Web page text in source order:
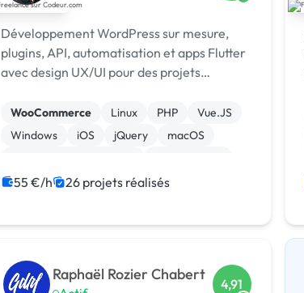
Développement WordPress sur mesure,
plugins, API, automatisation et apps Flutter
avec design UX/UI pour des projets
WooCommerce Linux PHP
Vue.JS
Windows
iOS jQuery
macOS
55 €/h 26 projets réalisés
Raphaël Rozier Chabert
4,91